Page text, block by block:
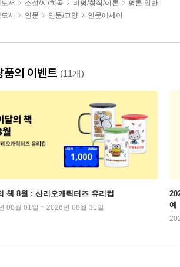
서
소설/시/희곡 비평/창작/이론
평론 일반
서
인문 인문/교양 인문에세이
품의 이벤트 (11개)
책 8월 : 산리오캐릭터즈 유리컵
08월 01일 ~ 2026년 08월 31일
예